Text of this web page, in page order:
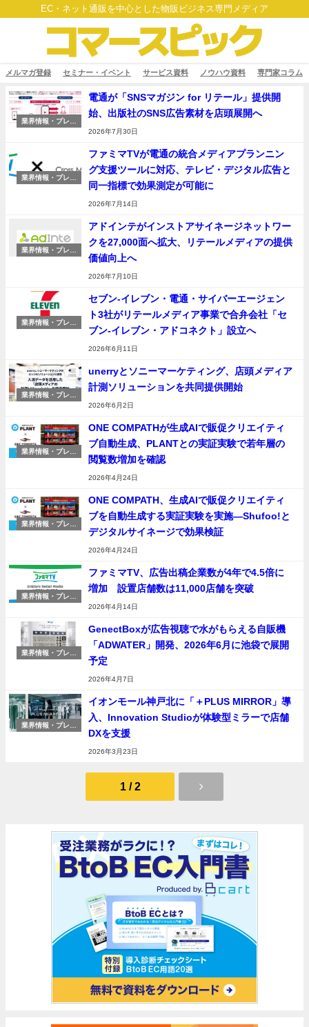
EC・ネット通販を中心とした物販ビジネス専門メディア
メルマガ登録 セミナー・イベント サービス資料 ノウハウ資料 専門家コラム
業界情報・プレス
電通が「SNSマガジン for リテール」提供開
始、出版社のSNS広告素材を店頭展開へ
2026年7月30日
業界情報・プレス
ファミマTVが電通の統合メディアプランニン
グ支援ツールに対応、テレビ・デジタル広告と
同一指標で効果測定が可能に
2026年7月14日
業界情報・プレス
アドインテがインストアサイネージネットワー
クを27,000面へ拡大、リテールメディアの提供
価値向上へ
2026年7月10日
業界情報・プレス
セブン-イレブン・電通・サイバーエージェン
ト3社がリテールメディア事業で合弁会社「セ
ブン-イレブン・アドコネクト」設立へ
2026年6月11日
業界情報・プレス
unerryとソニーマーケティング、店頭メディア
計測ソリューションを共同提供開始
2026年6月2日
業界情報・プレス
ONE COMPATHが生成AIで販促クリエイティ
ブ自動生成、PLANTとの実証実験で若年層の
閲覧数増加を確認
2026年4月24日
業界情報・プレス
ONE COMPATH、生成AIで販促クリエイティ
ブを自動生成する実証実験を実施―Shufoo!と
デジタルサイネージで効果検証
2026年4月24日
業界情報・プレス
ファミマTV、広告出稿企業数が4年で4.5倍に
増加 設置店舗数は11,000店舗を突破
2026年4月14日
業界情報・プレス
GenectBoxが広告視聴で水がもらえる自販機
「ADWATER」開発、2026年6月に池袋で展開
予定
2026年4月7日
業界情報・プレス
イオンモール神戸北に「＋PLUS MIRROR」導
入、Innovation Studioが体験型ミラーで店舗
DXを支援
2026年3月23日
1 / 2